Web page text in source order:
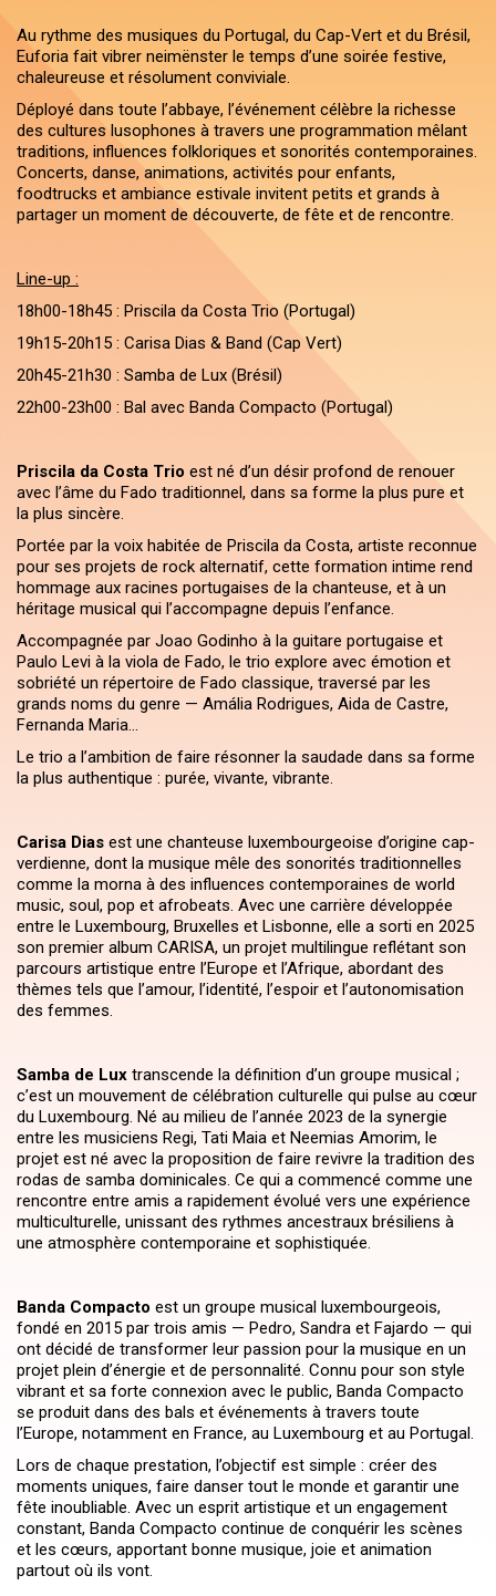
Au rythme des musiques du Portugal, du Cap-Vert et du Brésil,
Euforia fait vibrer neimënster le temps d’une soirée festive,
chaleureuse et résolument conviviale.
Déployé dans toute l’abbaye, l’événement célèbre la richesse
des cultures lusophones à travers une programmation mêlant
traditions, influences folkloriques et sonorités contemporaines.
Concerts, danse, animations, activités pour enfants,
foodtrucks et ambiance estivale invitent petits et grands à
partager un moment de découverte, de fête et de rencontre.
Line-up :
18h00-18h45 : Priscila da Costa Trio (Portugal)
19h15-20h15 : Carisa Dias & Band (Cap Vert)
20h45-21h30 : Samba de Lux (Brésil)
22h00-23h00 : Bal avec Banda Compacto (Portugal)
Priscila da Costa Trio est né d’un désir profond de renouer
avec l’âme du Fado traditionnel, dans sa forme la plus pure et
la plus sincère.
Portée par la voix habitée de Priscila da Costa, artiste reconnue
pour ses projets de rock alternatif, cette formation intime rend
hommage aux racines portugaises de la chanteuse, et à un
héritage musical qui l’accompagne depuis l’enfance.
Accompagnée par Joao Godinho à la guitare portugaise et
Paulo Levi à la viola de Fado, le trio explore avec émotion et
sobriété un répertoire de Fado classique, traversé par les
grands noms du genre — Amália Rodrigues, Aida de Castre,
Fernanda Maria…
Le trio a l’ambition de faire résonner la saudade dans sa forme
la plus authentique : purée, vivante, vibrante.
Carisa Dias est une chanteuse luxembourgeoise d’origine cap-
verdienne, dont la musique mêle des sonorités traditionnelles
comme la morna à des influences contemporaines de world
music, soul, pop et afrobeats. Avec une carrière développée
entre le Luxembourg, Bruxelles et Lisbonne, elle a sorti en 2025
son premier album CARISA, un projet multilingue reflétant son
parcours artistique entre l’Europe et l’Afrique, abordant des
thèmes tels que l’amour, l’identité, l’espoir et l’autonomisation
des femmes.
Samba de Lux transcende la définition d’un groupe musical ;
c’est un mouvement de célébration culturelle qui pulse au cœur
du Luxembourg. Né au milieu de l’année 2023 de la synergie
entre les musiciens Regi, Tati Maia et Neemias Amorim, le
projet est né avec la proposition de faire revivre la tradition des
rodas de samba dominicales. Ce qui a commencé comme une
rencontre entre amis a rapidement évolué vers une expérience
multiculturelle, unissant des rythmes ancestraux brésiliens à
une atmosphère contemporaine et sophistiquée.
Banda Compacto est un groupe musical luxembourgeois,
fondé en 2015 par trois amis — Pedro, Sandra et Fajardo — qui
ont décidé de transformer leur passion pour la musique en un
projet plein d’énergie et de personnalité. Connu pour son style
vibrant et sa forte connexion avec le public, Banda Compacto
se produit dans des bals et événements à travers toute
l’Europe, notamment en France, au Luxembourg et au Portugal.
Lors de chaque prestation, l’objectif est simple : créer des
moments uniques, faire danser tout le monde et garantir une
fête inoubliable. Avec un esprit artistique et un engagement
constant, Banda Compacto continue de conquérir les scènes
et les cœurs, apportant bonne musique, joie et animation
partout où ils vont.